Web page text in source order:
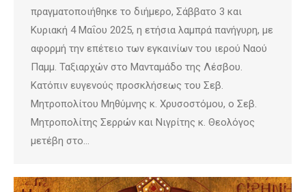
πραγματοποιήθηκε το διήμερο, Σάββατο 3 και
Κυριακή 4 Μαΐου 2025, η ετήσια λαμπρά πανήγυρη, με
αφορμή την επέτειο των εγκαινίων του ιερού Ναού
Παμμ. Ταξιαρχών στο Μανταμάδο της Λέσβου.
Κατόπιν ευγενούς προσκλήσεως του Σεβ.
Μητροπολίτου Μηθύμνης κ. Χρυσοστόμου, ο Σεβ.
Μητροπολίτης Σερρών και Νιγρίτης κ. Θεολόγος
μετέβη στο…